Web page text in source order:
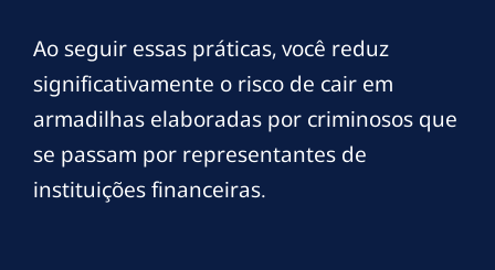
Ao seguir essas práticas, você reduz
significativamente o risco de cair em
armadilhas elaboradas por criminosos que
se passam por representantes de
instituições financeiras.